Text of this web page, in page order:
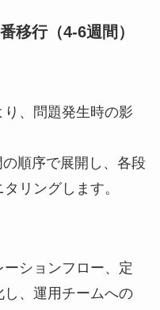
移行（4-6週間）
、問題発生時の影
順序で展開し、各段
リングします。
ションフロー、定
、運用チームへの